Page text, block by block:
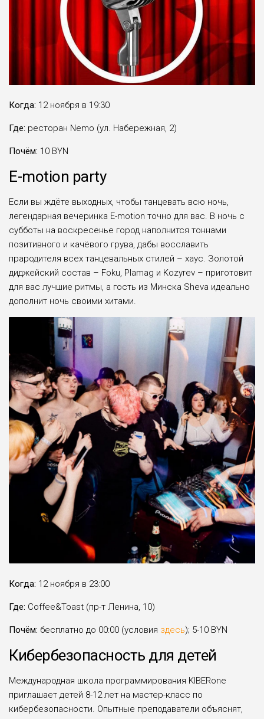
Когда: 12 ноября в 19:30
Где: ресторан Nemo (ул. Набережная, 2)
Почём: 10 BYN
E-motion party
Если вы ждёте выходных, чтобы танцевать всю ночь,
легендарная вечеринка E-motion точно для вас. В ночь с
субботы на воскресенье город наполнится тоннами
позитивного и качёвого грува, дабы восславить
прародителя всех танцевальных стилей – хаус. Золотой
диджейский состав – Foku, Plamag и Kozyrev – приготовит
для вас лучшие ритмы, а гость из Минска Sheva идеально
дополнит ночь своими хитами.
Когда: 12 ноября в 23:00
Где: Coffee&Toast (пр-т Ленина, 10)
Почём: бесплатно до 00:00 (условия здесь); 5-10 BYN
Кибербезопасность для детей
Международная школа программирования KIBERone
приглашает детей 8-12 лет на мастер-класс по
кибербезопасности. Опытные преподаватели объяснят,